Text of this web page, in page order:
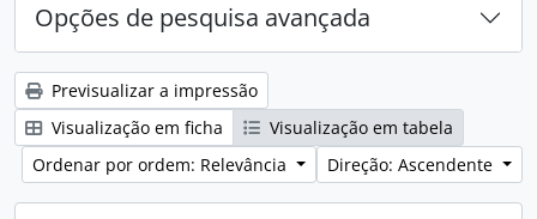
Opções de pesquisa avançada
Previsualizar a impressão
Visualização em ficha
Visualização em tabela
Ordenar por ordem: Relevância
Direção: Ascendente